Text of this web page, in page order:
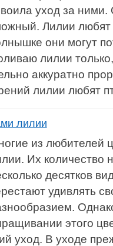
уход за
Лилии
они могут
лилии
аккуратно
лилии любят
лилии
из любителей
Их количество
десятков
удивлять
этого
уход. В уходе